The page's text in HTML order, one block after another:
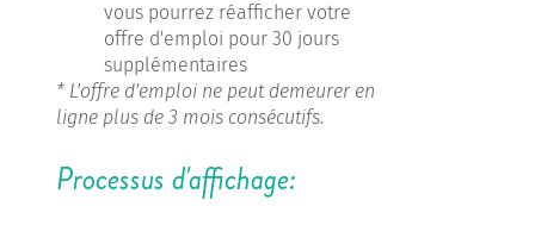
vous pourrez réafficher votre
offre d'emploi pour 30 jours
supplémentaires
* L'offre d'emploi ne peut demeurer en
ligne plus de 3 mois consécutifs.
Processus d'affichage: